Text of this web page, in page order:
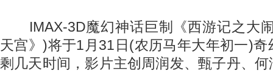
IMAX-3D魔幻神话巨制《西游记之大
天宫》)将于1月31日(农历马年大年初一)
剩几天时间，影片主创周润发、甄子丹、